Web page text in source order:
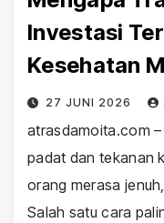
Investasi
Kesehatan
27 JUNI 2026
atrasdamoita.com
padat dan tekanan
orang merasa
Salah satu cara